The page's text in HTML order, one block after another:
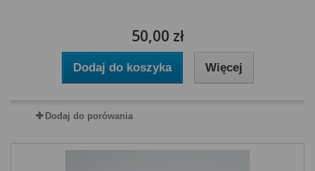
50,00 zł
Dodaj do koszyka Więcej
Dodaj do porówania